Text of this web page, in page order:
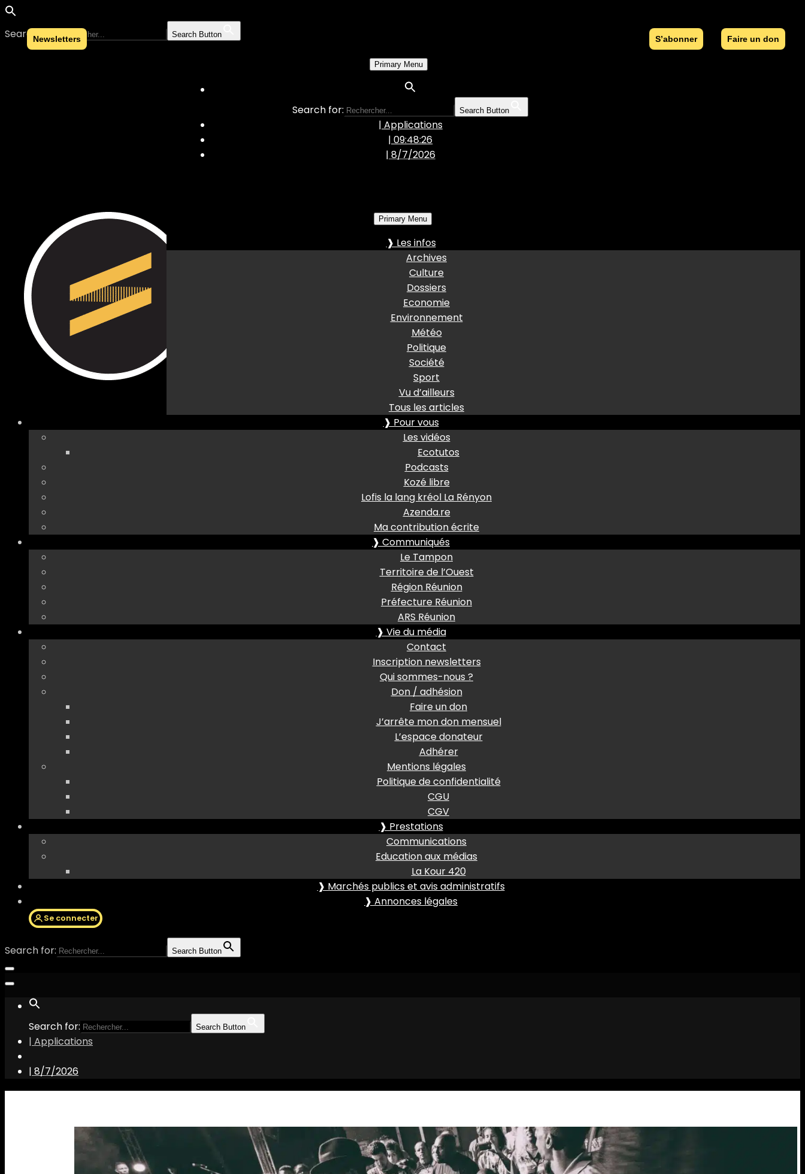
Search for: Search Button
Skip to content
Primary Menu
Search for: Search Button
| Applications
| 09:48:27
| 8/7/2026
Primary Menu
❱ Les infos
Archives
Culture
Dossiers
Economie
Environnement
Météo
Politique
Société
Sport
Vu d’ailleurs
Tous les articles
❱ Pour vous
Les vidéos
Ecotutos
Podcasts
Kozé libre
Lofis la lang kréol La Rényon
Azenda.re
Ma contribution écrite
❱ Communiqués
Le Tampon
Territoire de l’Ouest
Région Réunion
Préfecture Réunion
ARS Réunion
❱ Vie du média
Contact
Inscription newsletters
Qui sommes-nous ?
Don / adhésion
Faire un don
J’arrête mon don mensuel
L’espace donateur
Adhérer
Mentions légales
Politique de confidentialité
CGU
CGV
❱ Prestations
Communications
Education aux médias
La Kour 420
❱ Marchés publics et avis administratifs
❱ Annonces légales
Se connecter
Search for: Search Button
Search for: Search Button
| Applications
| 8/7/2026
S’abonner Faire un don
Newsletters